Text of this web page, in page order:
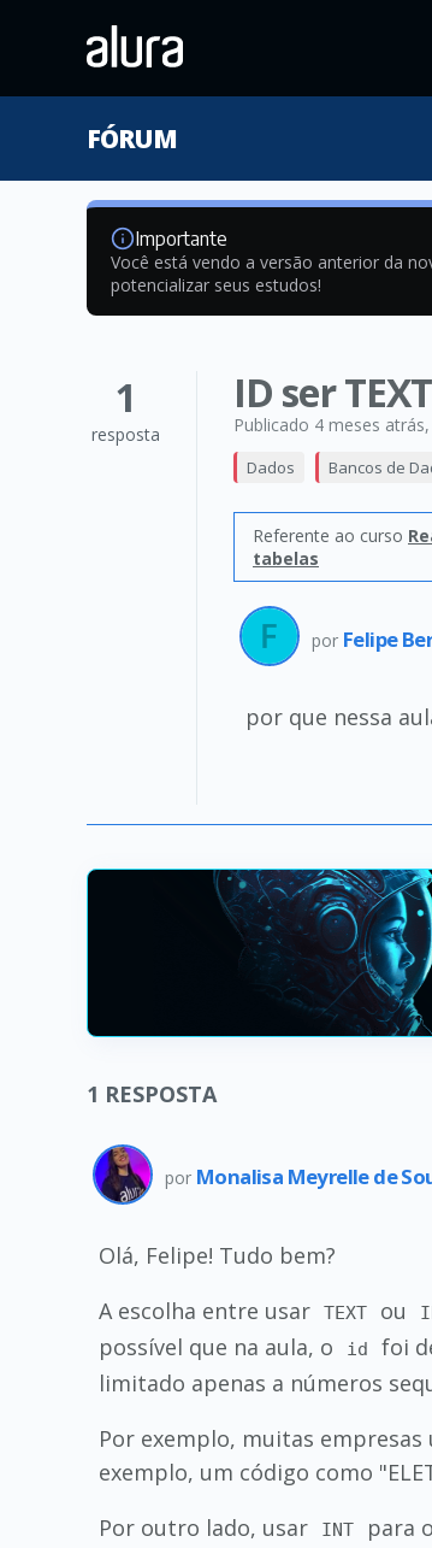
FÓRUM
Importante
Você está vendo a versão anterior da
potencializar seus estudos!
1
resposta
ID ser TEXT
Publicado 4 meses atrás
Dados Bancos de
Referente ao curso
tabelas
por Felipe
por que nessa
1 RESPOSTA
por Monalisa Meyrelle de
Olá, Felipe! Tudo bem?
A escolha entre usar
TEXT ou
possível que na aula, o
id foi
limitado apenas a números
Por exemplo, muitas empresas
exemplo, um código como
Por outro lado, usar
INT para o